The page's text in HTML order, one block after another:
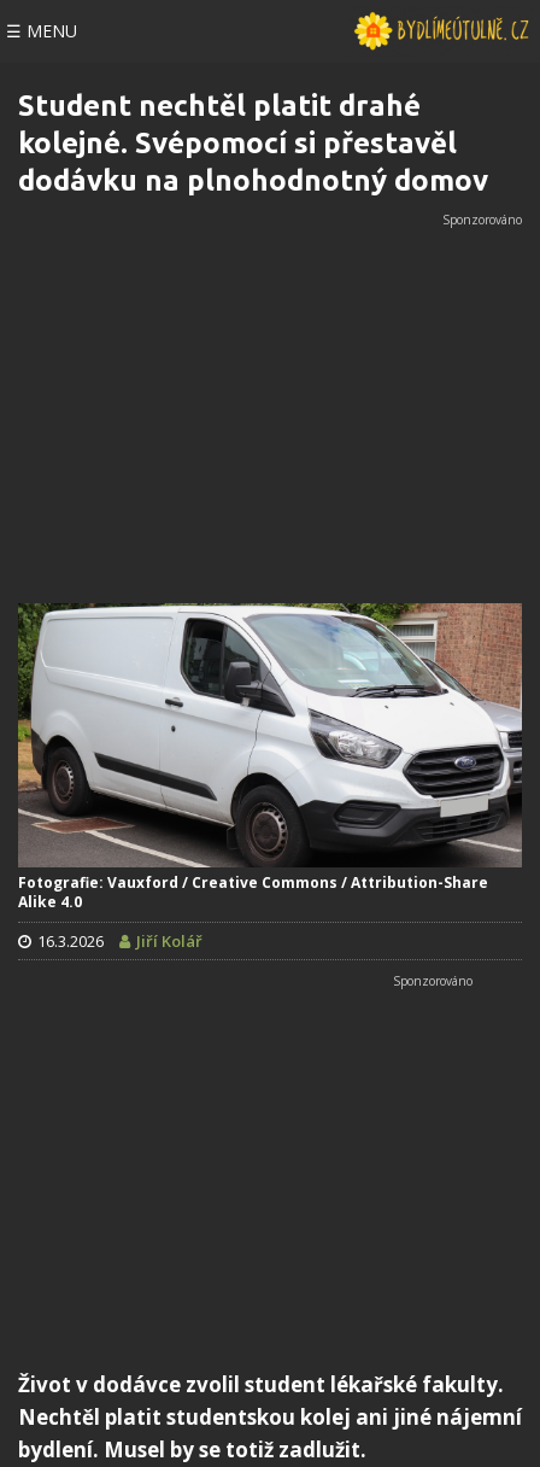
☰ MENU
Student nechtěl platit drahé
kolejné. Svépomocí si přestavěl
dodávku na plnohodnotný domov
Fotografie: Vauxford / Creative Commons / Attribution-Share
Alike 4.0
16.3.2026 Jiří Kolář
Život v dodávce zvolil student lékařské fakulty.
Nechtěl platit studentskou kolej ani jiné nájemní
bydlení. Musel by se totiž zadlužit.